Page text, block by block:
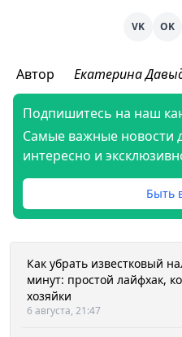
VK OK
Автор Екатерина
Подпишитесь на наш
Самые важные новости
интересно и
Быть
Как убрать известковый
минут: простой лайфхак,
хозяйки
6 августа, 21:47